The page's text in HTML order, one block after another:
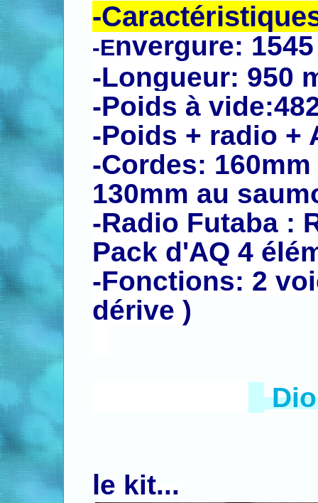
-
-Envergure:
-Longueur: 950
-Poids à
-Poids + radio +
-Cordes:
130mm au
-Radio Futaba :
Pack d'AQ 4
-Fonctions: 2
dérive )
le kit...